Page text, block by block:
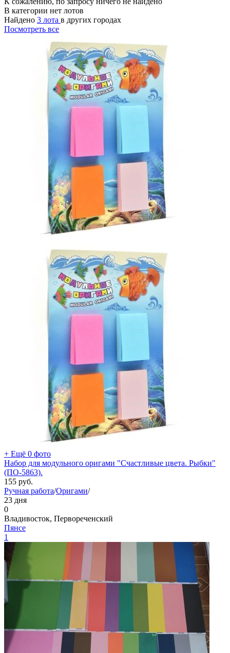
В категории нет лотов
Найдено 3 лота в других городах
Посмотреть все
+ Ещё 0 фото
Набор для модульного оригами "Счастливые цвета. Рыбки"
(ПО-5863).
155 руб.
Ручная работа/Оригами/
23 дня
0
Владивосток, Первореченский
Пянсе
1